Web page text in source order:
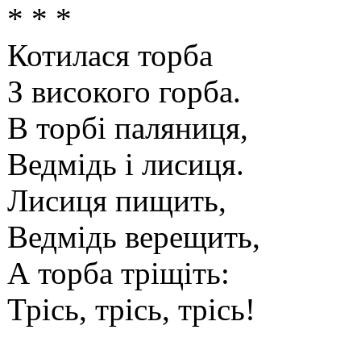
* * *
Котилася торба
З високого горба.
В торбі паляниця,
Ведмідь і лисиця.
Лисиця пищить,
Ведмідь верещить,
А торба тріщіть:
Трісь, трісь, трісь!